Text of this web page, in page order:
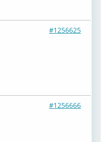
#1256625
#1256666